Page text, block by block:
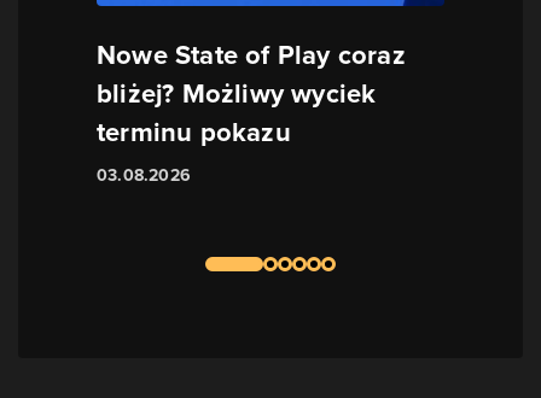
Nowe State of Play coraz
bliżej? Możliwy wyciek
terminu pokazu
03.08.2026